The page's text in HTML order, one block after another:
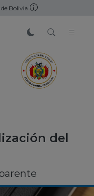
Bolivia
del